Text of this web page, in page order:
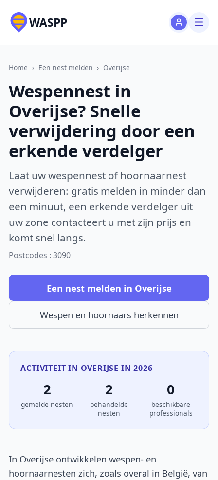
WASPP
Home › Een nest melden › Overijse
Wespennest in
Overijse? Snelle
verwijdering door een
erkende verdelger
Laat uw wespennest of hoornaarnest
verwijderen: gratis melden in minder dan
een minuut, een erkende verdelger uit
uw zone contacteert u met zijn prijs en
komt snel langs.
Postcodes : 3090
Een nest melden in Overijse
Wespen en hoornaars herkennen
ACTIVITEIT IN OVERIJSE IN 2026
2
gemelde nesten
2
behandelde
nesten
0
beschikbare
professionals
In Overijse ontwikkelen wespen- en
hoornaarnesten zich, zoals overal in België, van